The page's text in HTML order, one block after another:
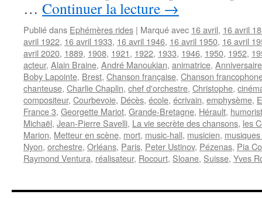
… Continuer la lecture →
Publié dans Ephémères rides | Marqué avec 16 avril, 16 avril
avril 1922, 16 avril 1933, 16 avril 1946, 16 avril 1950, 16 avril
avril 2020, 1889, 1908, 1921, 1922, 1933, 1946, 1950, 1952,
acteur, Alain Braine, André Manoukian, animatrice, Anniversaire
Boby Lapointe, Brest, Chanson française, Chanson
chanteuse, Charlie Chaplin, chef d'orchestre, Christophe,
compositeur, Courbevoie, Décès, école, écrivain, emphysème,
France 3, Georgette Mariot, Grande-Bretagne, Hérault,
Michaël, Jean-Pierre Savelli, La vie secrète des chansons, les
Marion, Metteur en scène, mort, music-hall, musicien,
Nyon, orchestre, Orléans, Paris, Peter Ustinov, Pézenas, Pia
Raymond Ventura, réalisateur, Rocourt, Sloane, Suisse, Yves